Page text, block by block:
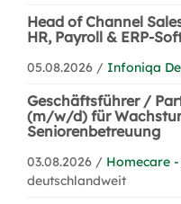
Head of Channel
HR, Payroll & ERP-
05.08.2026 / Infoniqa
Geschäftsführer /
(m/w/d) für
Seniorenbetreuung
03.08.2026 / Homecare
deutschlandweit